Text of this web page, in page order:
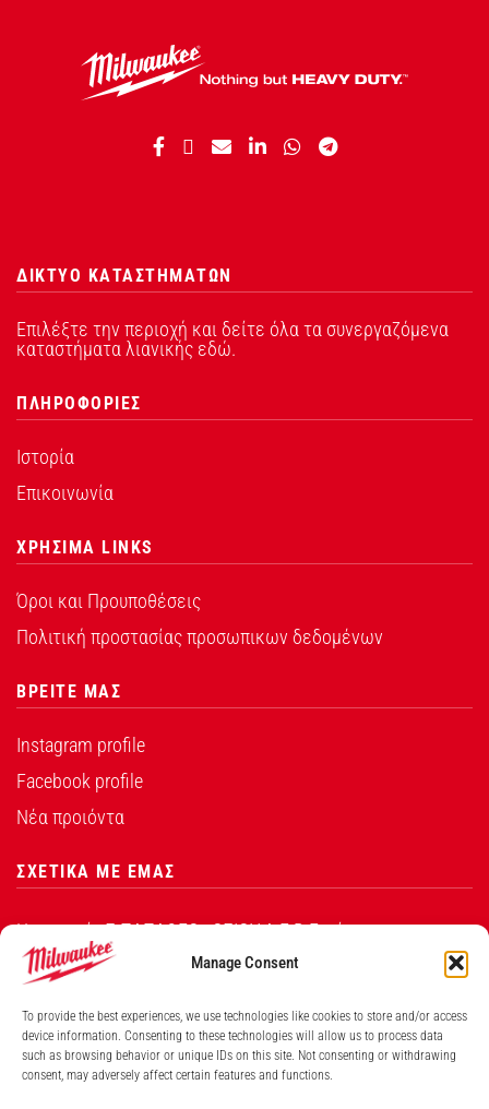
Manage Consent
To provide the best experiences, we use technologies like cookies to store and/or access
device information. Consenting to these technologies will allow us to process data
such as browsing behavior or unique IDs on this site. Not consenting or withdrawing
consent, may adversely affect certain features and functions.
ΔΙΚΤΥΟ ΚΑΤΑΣΤΗΜΑΤΩΝ
Επιλέξτε την περιοχή και δείτε όλα τα συνεργαζόμενα
καταστήματα λιανικής εδώ.
ΠΛΗΡΟΦΟΡΙΕΣ
Ιστορία
Επικοινωνία
ΧΡΗΣΙΜΑ LINKS
Όροι και Προυποθέσεις
Πολιτική προστασίας προσωπικων δεδομένων
ΒΡΕΙΤΕ ΜΑΣ
Instagram profile
Facebook profile
Νέα προιόντα
ΣΧΕΤΙΚΑ ΜΕ ΕΜΑΣ
Η εταιρεία Σ.ΠΑΠΑΘΕΟ∆ΟΣΙΟΥ Α.Ε.Β.Ε. είναι ο
εξουσιοδοτημένος αντιπρόσωπος από την Techtronic
Industries Co. Ltd για τα προϊόντα που φέρουν το
λογότυπο Milwaukee στην Ελλάδα.
Λ. ΒΕΙΚΟΥ 131, ΓΑΛΑΤΣΙ ΑΘΗΝΑ, 11146